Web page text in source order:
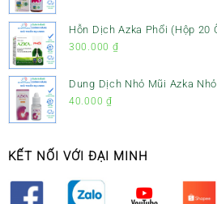
Hỗn Dịch Azka Phổi (Hộp 20
Tiêu Đờm & Bổ Phổi
300.000 ₫
Dung Dịch Nhỏ Mũi Azka
Sổ Mũi Cho Trẻ Sơ Sinh
40.000 ₫
KẾT NỐI VỚI ĐẠI MINH